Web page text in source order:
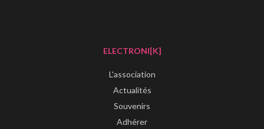
ELECTRONI[K]
L'association
Actualités
Souvenirs
Adhérer